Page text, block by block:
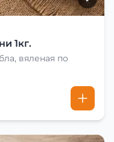
1кг.
вяленая по